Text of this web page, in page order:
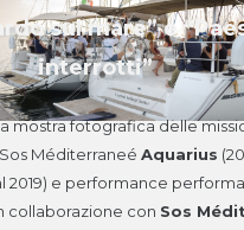
sul mare” e
interrotti”
mostra fotografica delle
Méditerraneé Aquarius
2019) e performance
collaborazione con Sos